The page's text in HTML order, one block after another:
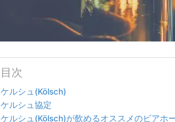
目次
ケルシュ(Kölsch)
ケルシュ協定
ケルシュ(Kölsch)が飲めるオススメのビアホ